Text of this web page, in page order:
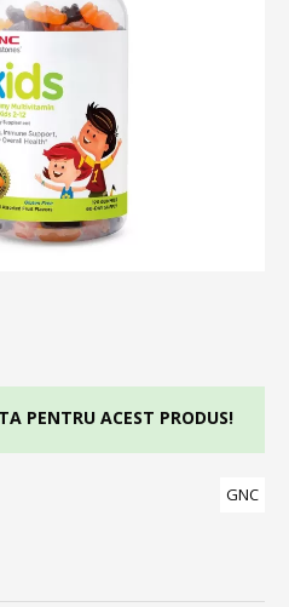
PENTRU ACEST PRODUS!
GNC